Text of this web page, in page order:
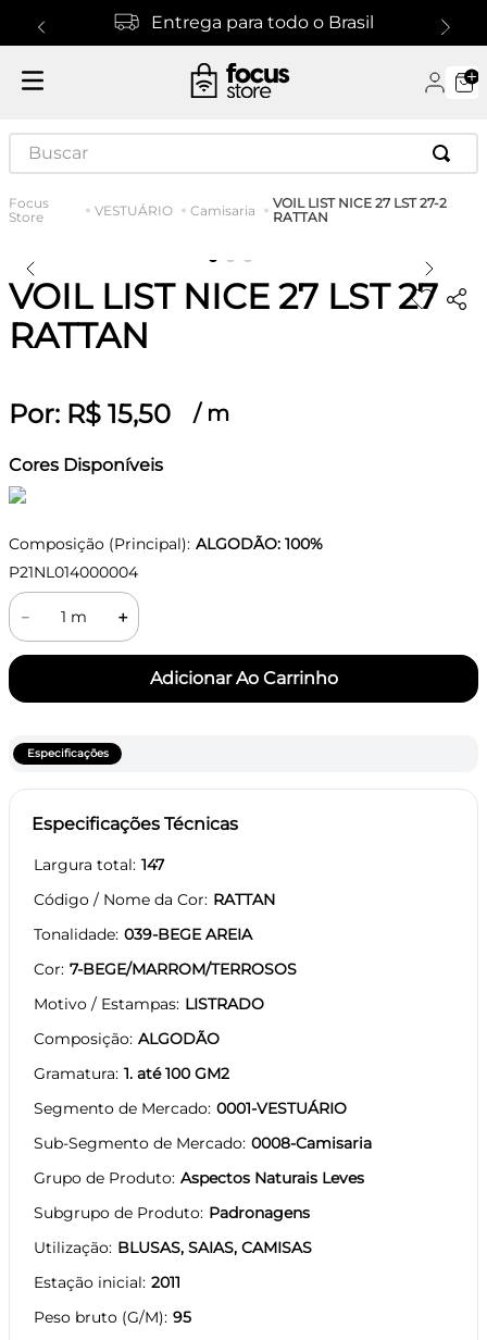
Entrega para todo o Brasil
Buscar
VESTUÁRIO Camisaria
VOIL LIST NICE 27 LST 27-2
RATTAN
VOIL LIST NICE 27 LST 27-2
RATTAN
Por: R$ 15,50 / m
Cores Disponíveis
Composição (Principal): ALGODÃO: 100%
P21NL014000004
＋
－
Especificações
Especificações Técnicas
Largura total 147
Código / Nome da Cor RATTAN
Tonalidade 039-BEGE AREIA
Cor 7-BEGE/MARROM/TERROSOS
Motivo / Estampas LISTRADO
Composição ALGODÃO
Gramatura 1. até 100 GM2
Segmento de Mercado 0001-VESTUÁRIO
Sub-Segmento de Mercado 0008-Camisaria
Grupo de Produto Aspectos Naturais Leves
Subgrupo de Produto Padronagens
Utilização BLUSAS, SAIAS, CAMISAS
Estação inicial 2011
Peso bruto (G/M) 95